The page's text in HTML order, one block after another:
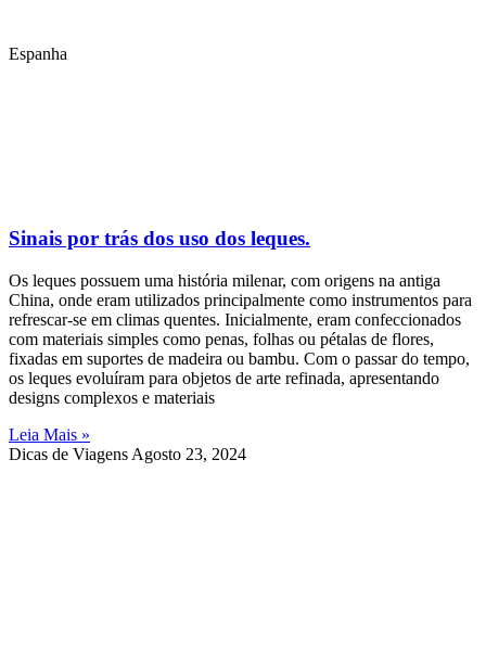
Espanha
Sinais por trás dos uso dos leques.
Os leques possuem uma história milenar, com origens na antiga
China, onde eram utilizados principalmente como instrumentos para
refrescar-se em climas quentes. Inicialmente, eram confeccionados
com materiais simples como penas, folhas ou pétalas de flores,
fixadas em suportes de madeira ou bambu. Com o passar do tempo,
os leques evoluíram para objetos de arte refinada, apresentando
designs complexos e materiais
Leia Mais »
Dicas de Viagens Agosto 23, 2024